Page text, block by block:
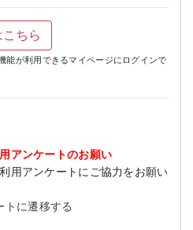
ちら
能が利用できるマイページにログインで
アンケートのお願い
用アンケートにご協力をお願い
トに遷移する